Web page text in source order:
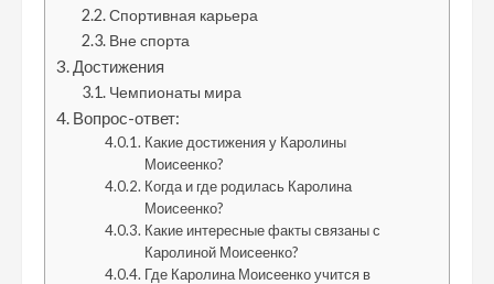
Спортивная карьера
Вне спорта
Достижения
Чемпионаты мира
Вопрос-ответ:
Какие достижения у Каролины
Моисеенко?
Когда и где родилась Каролина
Моисеенко?
Какие интересные факты связаны с
Каролиной Моисеенко?
Где Каролина Моисеенко учится в